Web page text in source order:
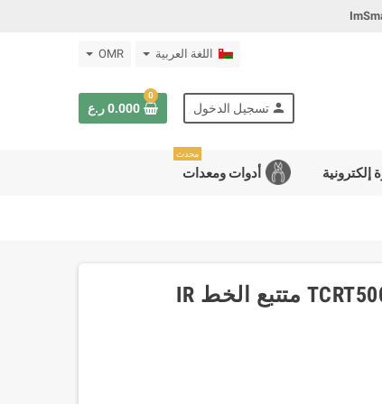
اللغة العربية OMR
person تسجيل الدخول
0
0.000 ر.ع
إلكترونية أدوات ومعدات
محدث